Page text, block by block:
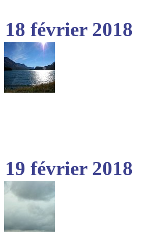
18 février 2018
19 février 2018